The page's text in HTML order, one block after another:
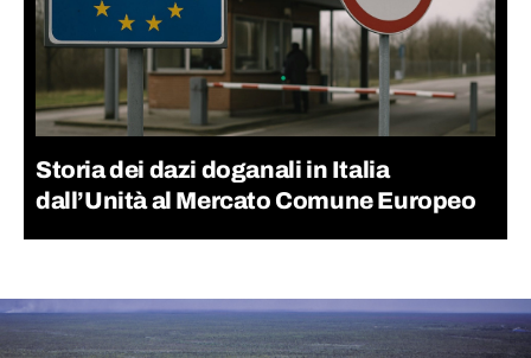
Storia dei dazi doganali in Italia
dall’Unità al Mercato Comune Europeo